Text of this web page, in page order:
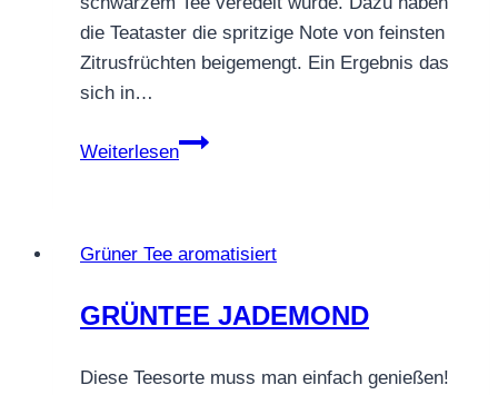
die Teataster die spritzige Note von feinsten
Zitrusfrüchten beigemengt. Ein Ergebnis das
sich in…
Weiterlesen
GRÜNTEE
Grüner Tee aromatisiert
GRÜNTEE JADEMOND
Diese Teesorte muss man einfach genießen!